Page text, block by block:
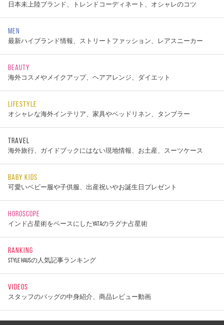
日本未上陸ブランド、トレンドコーディネート、オシャレのコツ
MEN
最新ハイブランド情報、ストリートファッション、レアスニーカー
BEAUTY
海外コスメやメイクアップ、ヘアアレンジ、ダイエット
LIFESTYLE
オシャレな海外インテリア、家具やベッドリネン、タンブラー
TRAVEL
海外旅行、ガイドブックにはない現地情報、お土産、スーツケース
BABY KIDS
可愛いベビー服や子供服、出産祝いやお誕生日プレゼント
HOROSCOPE
インド占星術をベースにしたYATAのラグナ占星術
RANKING
STYLE HAUSの人気記事ランキング
VIDEOS
スタッフのバッグの中身紹介、商品レビュー動画